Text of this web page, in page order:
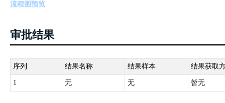
流程图预览
审批结果
序列 结果名称 结果样本 结果获取
1 无 无 暂无